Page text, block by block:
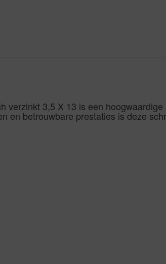
verzinkt 3,5 X 13 is een
en betrouwbare prestaties is deze